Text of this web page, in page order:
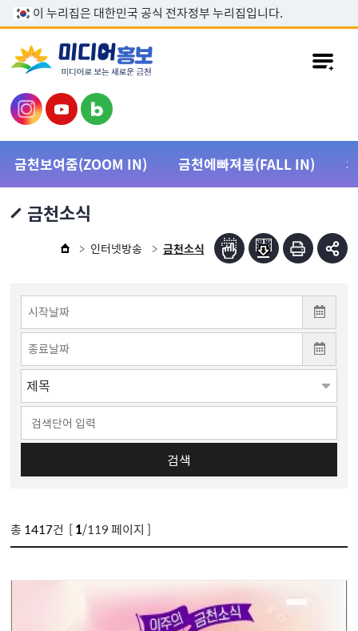
본문 바로가기
이 누리집은 대한민국 공식 전자정부 누리집입니다.
금천보여줌(ZOOM IN) 금천에빠져봄(FALL IN)
금천소식
인터넷방송 금천소식
검색
총 1417건 [1/119 페이지 ]